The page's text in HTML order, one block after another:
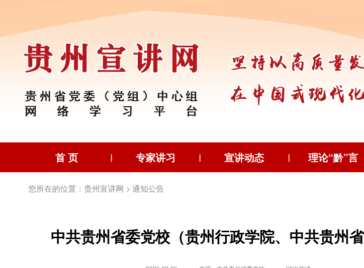
首 页 | 专家讲习 | 宣讲动态 | 理论“黔”言
您所在的位置： 贵州宣讲网 > 通知公告
中共贵州省委党校（贵州行政学院、中共贵州